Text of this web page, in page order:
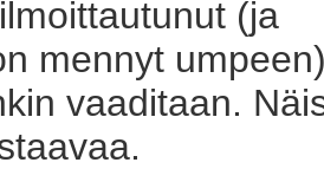
(ja
mennyt
vaaditaan.